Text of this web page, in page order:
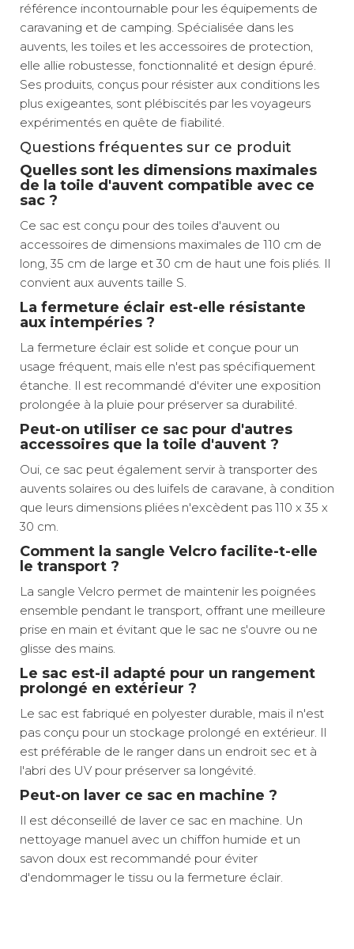
référence incontournable pour les équipements de
caravaning et de camping. Spécialisée dans les
auvents, les toiles et les accessoires de protection,
elle allie robustesse, fonctionnalité et design épuré.
Ses produits, conçus pour résister aux conditions les
plus exigeantes, sont plébiscités par les voyageurs
expérimentés en quête de fiabilité.
Questions fréquentes sur ce produit
Quelles sont les dimensions maximales
de la toile d'auvent compatible avec ce
sac ?
Ce sac est conçu pour des toiles d'auvent ou
accessoires de dimensions maximales de 110 cm de
long, 35 cm de large et 30 cm de haut une fois pliés. Il
convient aux auvents taille S.
La fermeture éclair est-elle résistante
aux intempéries ?
La fermeture éclair est solide et conçue pour un
usage fréquent, mais elle n'est pas spécifiquement
étanche. Il est recommandé d'éviter une exposition
prolongée à la pluie pour préserver sa durabilité.
Peut-on utiliser ce sac pour d'autres
accessoires que la toile d'auvent ?
Oui, ce sac peut également servir à transporter des
auvents solaires ou des luifels de caravane, à condition
que leurs dimensions pliées n'excèdent pas 110 x 35 x
30 cm.
Comment la sangle Velcro facilite-t-elle
le transport ?
La sangle Velcro permet de maintenir les poignées
ensemble pendant le transport, offrant une meilleure
prise en main et évitant que le sac ne s'ouvre ou ne
glisse des mains.
Le sac est-il adapté pour un rangement
prolongé en extérieur ?
Le sac est fabriqué en polyester durable, mais il n'est
pas conçu pour un stockage prolongé en extérieur. Il
est préférable de le ranger dans un endroit sec et à
l'abri des UV pour préserver sa longévité.
Peut-on laver ce sac en machine ?
Il est déconseillé de laver ce sac en machine. Un
nettoyage manuel avec un chiffon humide et un
savon doux est recommandé pour éviter
d'endommager le tissu ou la fermeture éclair.